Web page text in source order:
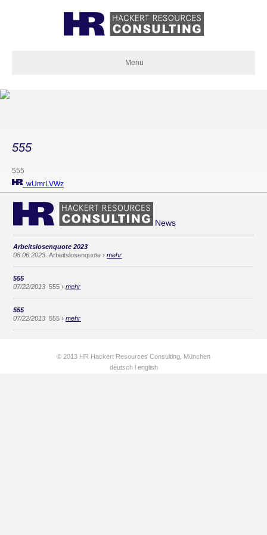
Menü
555
555
wUmrLVWz
News
Arbeitslosenquote 2023
08.06.2023 Arbeitslosenquote ›mehr
555
07/22/2013 555 ›mehr
555
07/22/2013 555 ›mehr
© 2013 HR Hackert Resources Consulting, München
deutsch l english